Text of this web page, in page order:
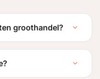
groothandel?